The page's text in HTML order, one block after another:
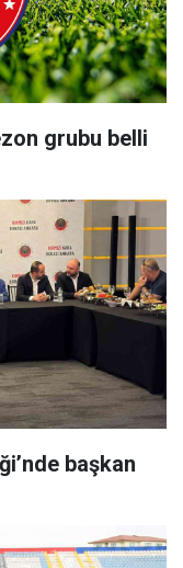
grubu belli
başkan